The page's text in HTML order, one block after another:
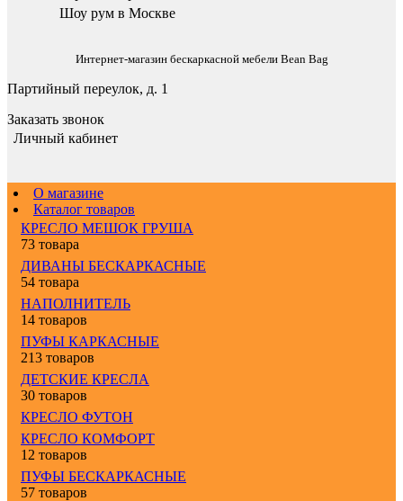
Шоу рум в Москве
Интернет-магазин бескаркасной мебели Bean Bag
Партийный переулок, д. 1
Заказать звонок
Личный кабинет
О магазине
Каталог товаров
КРЕСЛО МЕШОК ГРУША
73 товара
ДИВАНЫ БЕСКАРКАСНЫЕ
54 товара
НАПОЛНИТЕЛЬ
14 товаров
ПУФЫ КАРКАСНЫЕ
213 товаров
ДЕТСКИЕ КРЕСЛА
30 товаров
КРЕСЛО ФУТОН
КРЕСЛО КОМФОРТ
12 товаров
ПУФЫ БЕСКАРКАСНЫЕ
57 товаров